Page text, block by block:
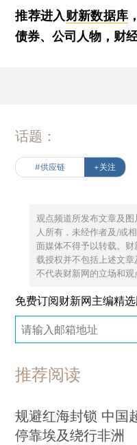
推荐进入财新数据库
债券、公司人物，财
话题：
#供应链 +关注
观点频道所发布文章及
人所有，未经作者及/或
面媒体不得予以转载。
载授权并不包括上述文章
不代表财新网的立场和观
免费订阅财新网主编精
推荐阅读
规避红海封锁 中国
停靠埃及绕行非洲